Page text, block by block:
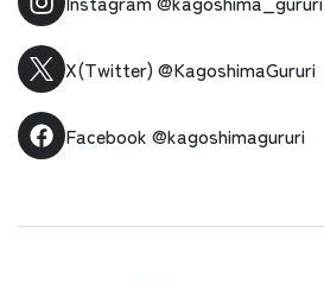
X(Twitter) @KagoshimaGururi
Facebook @kagoshimagururi